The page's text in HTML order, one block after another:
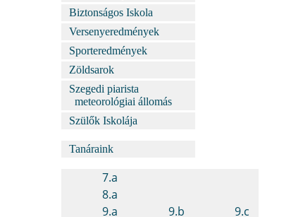
Biztonságos Iskola
Versenyeredmények
Sporteredmények
Zöldsarok
Szegedi piarista
meteorológiai állomás
Szülők Iskolája
Tanáraink